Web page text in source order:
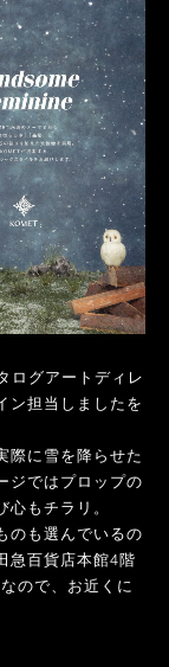
ログアートディレ
ン担当しましたを
際に雪を降らせた
ジではプロップの
もチラリ。
のも選んでいるの
急百貨店本館4階
ので、お近くに